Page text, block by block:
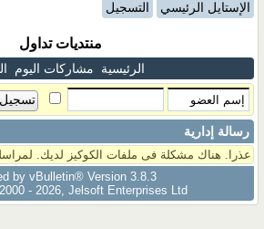
الإستايل الرئيسي التسجيل
منتديات تداول
الرئيسية مشاركات اليوم
رسالة إدارية
عذرا. هناك مشكلة فى ملفات الكوكيز لديك.
by vBulletin® Version 3.8.3
- 2026, Jelsoft Enterprises Ltd.